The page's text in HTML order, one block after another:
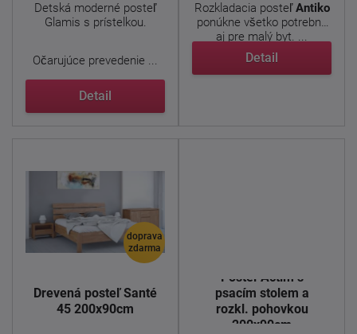
Detská moderné posteľ
Glamis s prístelkou.
Očarujúce prevedenie ...
Detail
Rozkladacia posteľAntiko
ponúkne všetko potrebné
aj pre malý byt. ...
Detail
doprava
zdarma
Drevená posteľ Santé
45 200x90cm
Posteľ Actim s
psacím stolem a
rozkl. pohovkou
200x90cm